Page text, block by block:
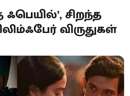
ஃபெயில்’, சிறந்த
விருதுகள்